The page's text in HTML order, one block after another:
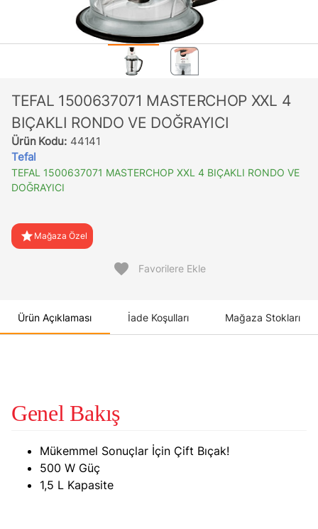
TEFAL 1500637071 MASTERCHOP XXL 4
BIÇAKLI RONDO VE DOĞRAYICI
Ürün Kodu: 44141
Tefal
TEFAL 1500637071 MASTERCHOP XXL 4 BIÇAKLI RONDO VE
DOĞRAYICI
star Mağaza Özel
favorite Favorilere Ekle
Ürün Açıklaması İade Koşulları Mağaza Stokları
Genel Bakış
Mükemmel Sonuçlar İçin Çift Bıçak!
500 W Güç
1,5 L Kapasite